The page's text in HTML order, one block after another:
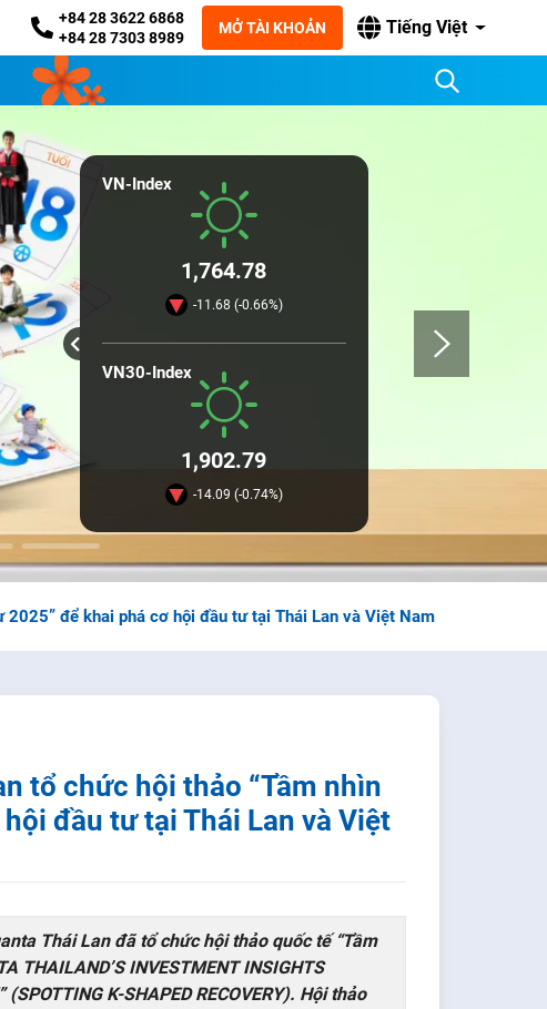
+84 28 3622 6868
+84 28 7303 8989
MỞ TÀI KHOẢN Tiếng Việt
VN-Index
1,764.78
-11.68 (-0.66%)
VN30-Index
1,902.79
-14.09 (-0.74%)
2025” để khai phá cơ hội đầu tư tại Thái Lan và Việt Nam
tổ chức hội thảo “Tầm nhìn
đầu tư tại Thái Lan và Việt
Thái Lan đã tổ chức hội thảo quốc tế “Tầm
THAILAND’S INVESTMENT INSIGHTS
K-SHAPED RECOVERY). Hội thảo